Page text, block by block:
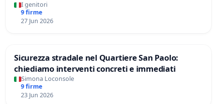
I genitori
9 firme
27 Jun 2026
Sicurezza stradale nel Quartiere San Paolo:
chiediamo interventi concreti e immediati
Simona Loconsole
9 firme
23 Jun 2026